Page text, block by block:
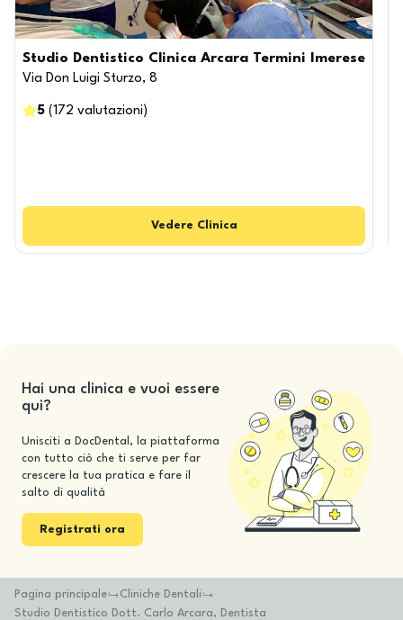
Studio Dentistico Clinica Arcara Termini Imerese
Via Don Luigi Sturzo, 8
5 (172 valutazioni )
Vedere Clinica
Hai una clinica e vuoi essere
qui?
Unisciti a DocDental, la piattaforma
con tutto ciò che ti serve per far
crescere la tua pratica e fare il
salto di qualità
Registrati ora
Pagina principale
Cliniche Dentali
Studio Dentistico Dott. Carlo Arcara, Dentista